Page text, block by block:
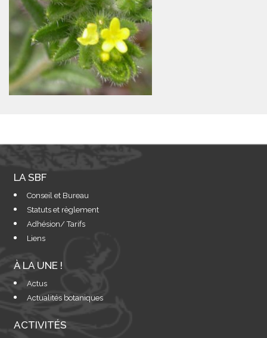
LA SBF
Conseil et Bureau
Statuts et règlement
Adhésion/ Tarifs
Liens
À LA UNE !
Actus
Actualités botaniques
ACTIVITÉS